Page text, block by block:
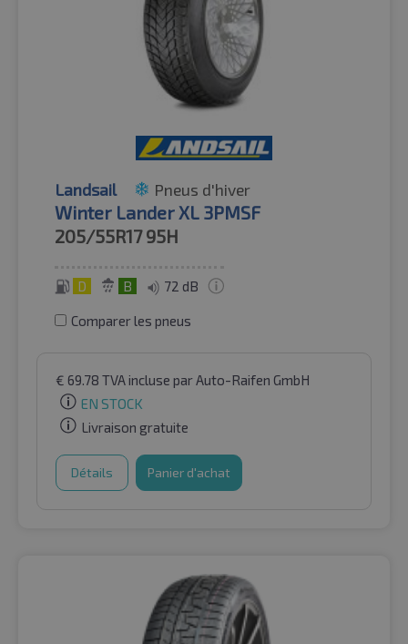
Landsail Pneus d'hiver
Winter Lander XL 3PMSF
205/55R17 95H
D B 72 dB
Comparer les pneus
€ 69.78 TVA incluse par Auto-Raifen GmbH
EN STOCK
Livraison gratuite
Détails Panier d'achat